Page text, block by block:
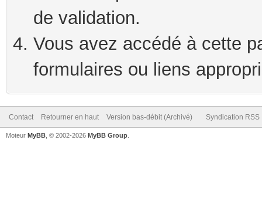
de validation.
Vous avez accédé à cette
formulaires ou liens
Contact Retourner en haut Version bas-débit (Archivé) Syndication RSS
Moteur MyBB , © 2002-2026 MyBB Group